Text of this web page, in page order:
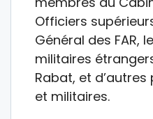
Officiers
Général des FAR,
militaires
Rabat, et
et militaires.